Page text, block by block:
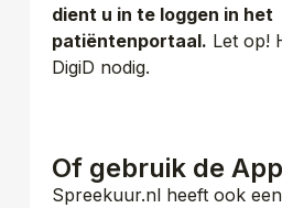
dient u in te loggen in het
patiëntenportaal. Let op!
DigiD nodig.
Of gebruik de
Spreekuur.nl heeft ook